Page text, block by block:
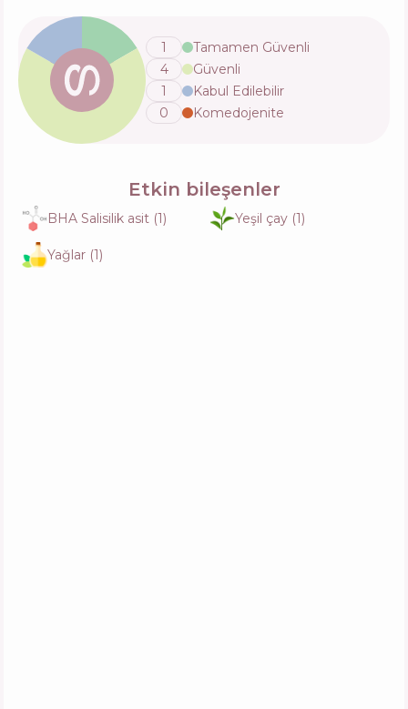
VT Cosmetics Garlic AC Reedle Shot Point
Patch
İçerik
Aktifler
Fonksiyonlar
1
Tamamen Güvenli
4
Güvenli
1
Kabul Edilebilir
0
Komedojenite
Etkin bileşenler
BHA Salisilik asit (1) Yeşil çay (1)
Yağlar (1)